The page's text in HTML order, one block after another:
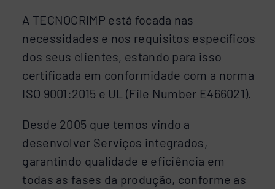
A TECNOCRIMP está focada nas
necessidades e nos requisitos específicos
dos seus clientes, estando para isso
certificada em conformidade com a norma
ISO 9001:2015 e UL (File Number E466021).
Desde 2005 que temos vindo a
desenvolver Serviços integrados,
garantindo qualidade e eficiência em
todas as fases da produção, conforme as